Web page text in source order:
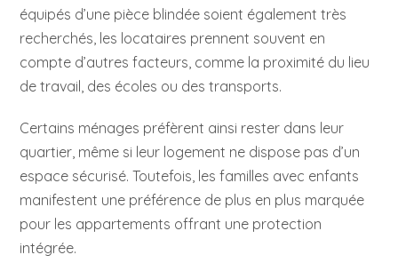
équipés d’une pièce blindée soient également très
recherchés, les locataires prennent souvent en
compte d’autres facteurs, comme la proximité du lieu
de travail, des écoles ou des transports.
Certains ménages préfèrent ainsi rester dans leur
quartier, même si leur logement ne dispose pas d’un
espace sécurisé. Toutefois, les familles avec enfants
manifestent une préférence de plus en plus marquée
pour les appartements offrant une protection
intégrée.